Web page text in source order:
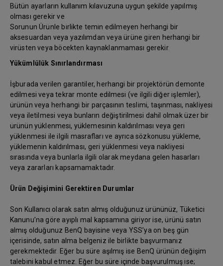
Bütün ayarların kullanım kılavuzuna uygun şekilde yapılmış
olması gerekir ve
Sorunun Ürünle birlikte temin edilmeyen herhangi bir
aksesuardan veya yazılımdan veya ürüne giren herhangi bir
virüsten veya böcekten kaynaklanmaması gerekir.
Yükümlülük Sınırlandırması
İşburada verilen garantiler, herhangi bir projektörün demonte
edilmesi veya tekrar monte edilmesi (ve ilgili diğer işlemler),
ürünün veya herhangi bir parçasının teslimi, taşınması, nakliyesi
veya iletilmesi veya bunların değiştirilmesi dahil olmak üzer bir
ürünün yüklenmesi, yüklemesinin kaldırılması veya geri
yüklenmesi ile ilgili masrafları ve ayrıca sözkonusu yükleme,
yüklemenin kaldırılması, geri yüklenmesi veya nakliyesi
sırasında veya bunlarla ilgili olarak meydana gelen hasarları
veya zararları kapsamamaktadır.
Ürün Değişimini Gerektiren Durumlar
Son Kullanıcı olarak satın almış olduğunuz ürününüz, Tüketici
Kanunu’na göre ayıplı mal kapsamına giriyor ise, ürünü satın
almış olduğunuz BenQ bayisine veya YSS’ya on beş gün
içerisinde, satın alma belgeniz ile birlikte başvurmanız
gerekmektedir. Eğer bu süre aşılmış ise BenQ ürünün değişim
talebini kabul etmez. Eğer bu süre içinde başvurulmuş ise;